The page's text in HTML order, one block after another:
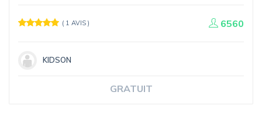
( 1 AVIS ) 6560
KIDSON
GRATUIT